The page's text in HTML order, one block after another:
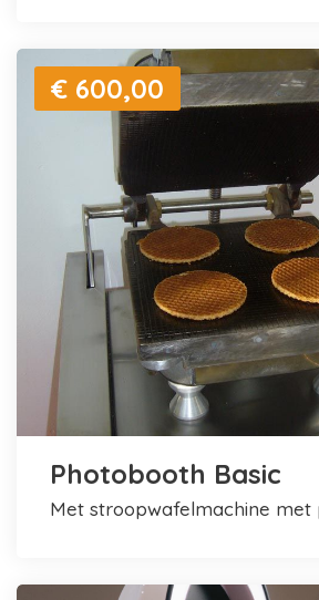
€ 600,00
Photobooth Basic
met stroopwafelmachine